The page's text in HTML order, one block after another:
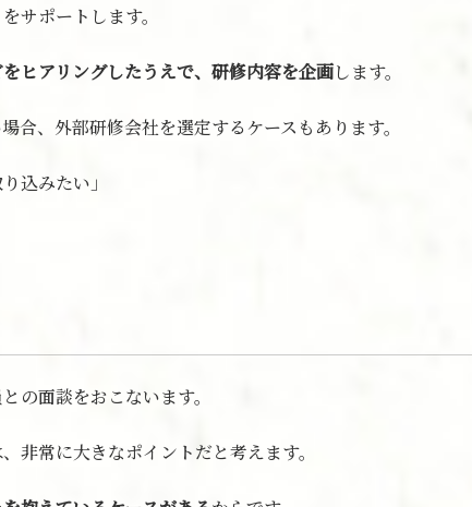
サポートします。
ヒアリングしたうえで、研修内容を企画します。
合、外部研修会社を選定するケースもあります。
込みたい」
の面談をおこないます。
非常に大きなポイントだと考えます。